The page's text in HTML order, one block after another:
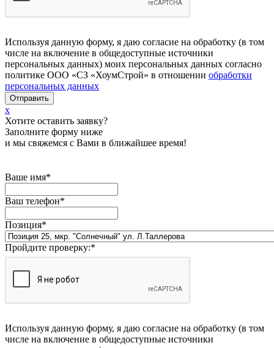
Используя данную форму, я даю согласие на обработку (в том
числе на включение в общедоступные источники
персональных данных) моих персональных данных согласно
политике ООО «СЗ «ХоумСтрой» в отношении обработки
персональных данных
x
Хотите оставить заявку?
Заполните форму ниже
и мы свяжемся с Вами в ближайшее время!
Ваше имя*
Ваш телефон*
Позиция*
Пройдите проверку:*
Используя данную форму, я даю согласие на обработку (в том
числе на включение в общедоступные источники